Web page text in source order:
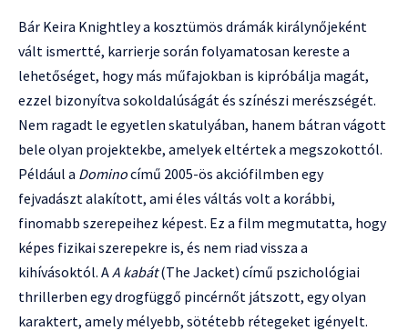
Bár Keira Knightley a kosztümös drámák királynőjeként
vált ismertté, karrierje során folyamatosan kereste a
lehetőséget, hogy más műfajokban is kipróbálja magát,
ezzel bizonyítva sokoldalúságát és színészi merészségét.
Nem ragadt le egyetlen skatulyában, hanem bátran vágott
bele olyan projektekbe, amelyek eltértek a megszokottól.
Például a Dominocímű 2005-ös akciófilmben egy
fejvadászt alakított, ami éles váltás volt a korábbi,
finomabb szerepeihez képest. Ez a film megmutatta, hogy
képes fizikai szerepekre is, és nem riad vissza a
kihívásoktól. AA kabát(The Jacket) című pszichológiai
thrillerben egy drogfüggő pincérnőt játszott, egy olyan
karaktert, amely mélyebb, sötétebb rétegeket igényelt.